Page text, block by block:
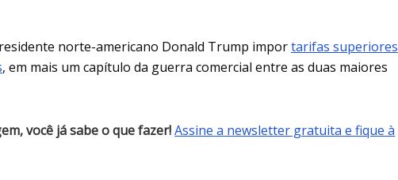
norte-americano Donald Trump importarifas superiores
, em mais um capítulo da guerra comercial entre as duas maiores
você já sabe o que fazer!Assine a newsletter gratuita e fique à